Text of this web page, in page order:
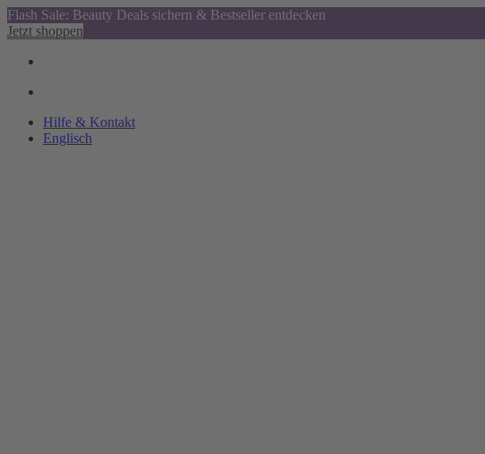
Flash Sale: Beauty Deals sichern & Bestseller entdecken
Jetzt shoppen
Hilfe & Kontakt
Englisch